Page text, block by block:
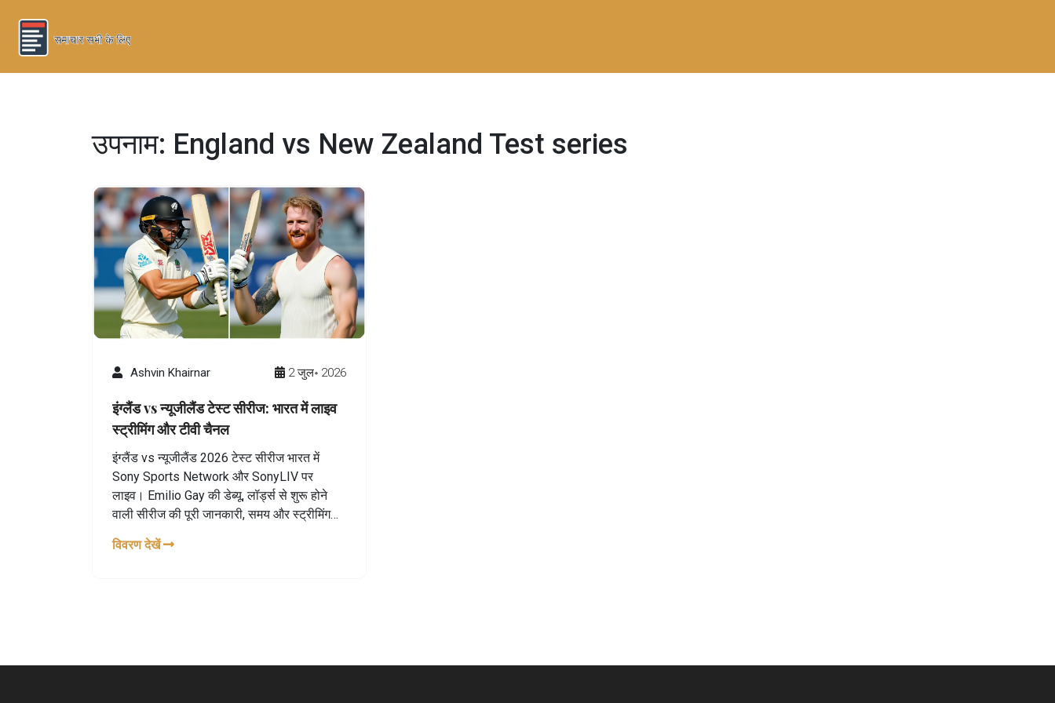
उपनाम: England vs New Zealand Test series
Ashvin Khairnar 2 जुल॰ 2026
इंग्लैंड vs न्यूजीलैंड टेस्ट सीरीज: भारत में लाइव
स्ट्रीमिंग और टीवी चैनल
इंग्लैंड vs न्यूजीलैंड 2026 टेस्ट सीरीज भारत में
Sony Sports Network और SonyLIV पर
लाइव। Emilio Gay की डेब्यू, लॉर्ड्स से शुरू होने
वाली सीरीज की पूरी जानकारी, समय और स्ट्रीमिंग
विवरण देखें